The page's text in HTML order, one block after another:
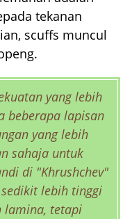
tekanan
scuffs muncul
yang lebih
beberapa lapisan
yang lebih
sahaja untuk
di "Khrushchev"
lebih tinggi
lamina, tetapi